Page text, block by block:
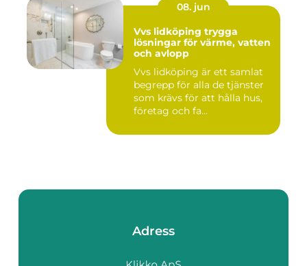
08. jun
Vvs lidköping trygga
lösningar för värme, vatten
och avlopp
Vvs lidköping är ett samlat
begrepp för alla de tjänster
som krävs för att hålla hus,
företag och fa...
Adress